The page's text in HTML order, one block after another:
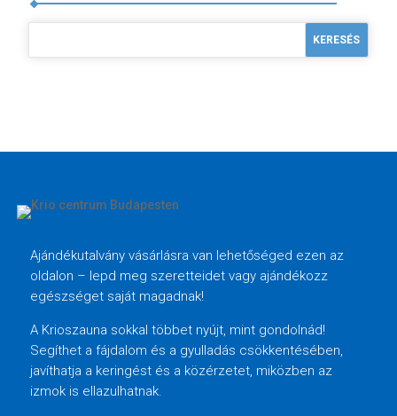
Ajándékutalvány vásárlásra van lehetőséged ezen az
oldalon – lepd meg szeretteidet vagy ajándékozz
egészséget saját magadnak!
A Krioszauna sokkal többet nyújt, mint gondolnád!
Segíthet a fájdalom és a gyulladás csökkentésében,
javíthatja a keringést és a közérzetet, miközben az
izmok is ellazulhatnak.